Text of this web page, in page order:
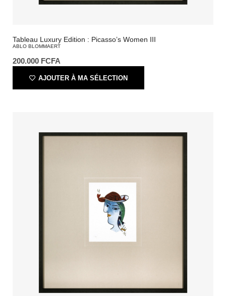
Tableau Luxury Edition : Picasso’s Women III
ABLO BLOMMAERT
200.000 FCFA
AJOUTER À MA SÉLECTION